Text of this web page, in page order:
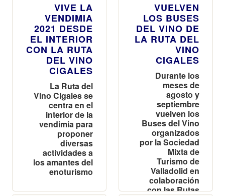
VIVE LA
VENDIMIA
2021 DESDE
EL INTERIOR
CON LA RUTA
DEL VINO
CIGALES
La Ruta del
Vino Cigales se
centra en el
interior de la
vendimia para
proponer
diversas
actividades a
los amantes del
enoturismo
VUELVEN
LOS BUSES
DEL VINO DE
LA RUTA DEL
VINO
CIGALES
Durante los
meses de
agosto y
septiembre
vuelven los
Buses del Vino
organizados
por la Sociedad
Mixta de
Turismo de
Valladolid en
colaboración
con las Rutas